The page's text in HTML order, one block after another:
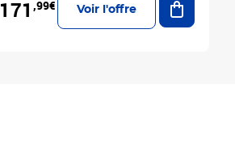
171 ,99€ Voir l'offre